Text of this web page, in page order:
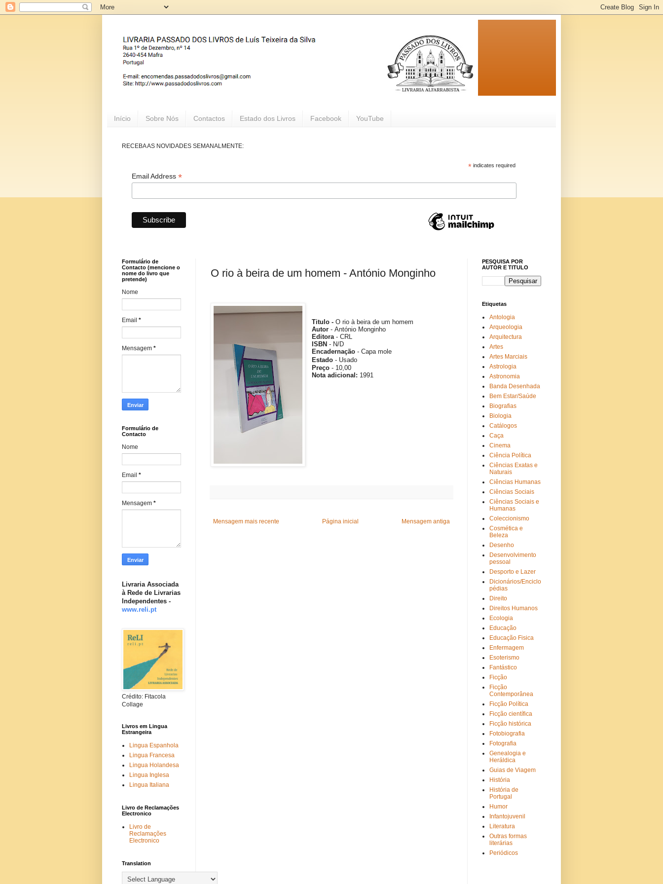
Início Sobre Nós Contactos Estado dos Livros Facebook YouTube
RECEBA AS NOVIDADES SEMANALMENTE:
*indicates required
Email Address *
O rio à beira de um homem - António Monginho
Titulo -O rio à beira de um homem
Autor - António Monginho
Editora-CRL
ISBN - N/D
Encadernação - Capa mole
Estado - Usado
Preço - 10,00
Notaadicional : 1991
Mensagem mais recente Mensagem antiga
Página inicial
Formulário de
Contacto (mencione o
nome do livro que
pretende)
Nome
Email *
Mensagem *
Formulário de
Contacto
Nome
Email *
Mensagem *
Livraria Associada
à Rede de Livrarias
Independentes -
www.reli.pt
Crédito: Fitacola
Collage
Livros em Lingua
Estrangeira
Lingua Espanhola
Lingua Francesa
Lingua Holandesa
Lingua Inglesa
Lingua Italiana
Livro de Reclamações
Electronico
Livro de
Reclamações
Electronico
Translation
PESQUISA POR
AUTOR E TITULO
Etiquetas
Antologia
Arqueologia
Arquitectura
Artes
Artes Marciais
Astrologia
Astronomia
Banda Desenhada
Bem Estar/Saúde
Biografias
Biologia
Catálogos
Caça
Cinema
Ciência Política
Ciências Exatas e
Naturais
Ciências Humanas
Ciências Sociais
Ciências Sociais e
Humanas
Coleccionismo
Cosmética e
Beleza
Desenho
Desenvolvimento
pessoal
Desporto e Lazer
Dicionários/Enciclo
pédias
Direito
Direitos Humanos
Ecologia
Educação
Educação Fisica
Enfermagem
Esoterismo
Fantástico
Ficção
Ficção
Contemporânea
Ficção Política
Ficção científica
Ficção histórica
Fotobiografia
Fotografia
Genealogia e
Heráldica
Guias de Viagem
História
História de
Portugal
Humor
Infantojuvenil
Literatura
Outras formas
literárias
Periódicos